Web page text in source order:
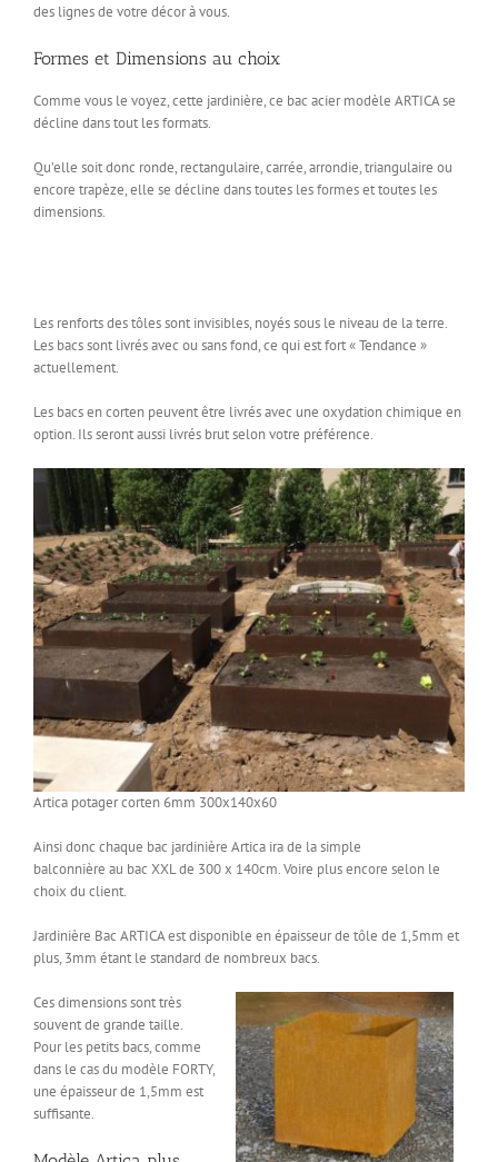
des lignes de votre décor à vous.
Formes et Dimensions au choix
Comme vous le voyez, cette jardinière, ce bac acier modèle ARTICA se
décline dans tout les formats.
Qu’elle soit donc ronde, rectangulaire, carrée, arrondie, triangulaire ou
encore trapèze, elle se décline dans toutes les formes et toutes les
dimensions.
Les renforts des tôles sont invisibles, noyés sous le niveau de la terre.
Les bacs sont livrés avec ou sans fond, ce qui est fort « Tendance »
actuellement.
Les bacs en corten peuvent être livrés avec une oxydation chimique en
option. Ils seront aussi livrés brut selon votre préférence.
Artica potager corten 6mm 300x140x60
Ainsi donc chaque bac jardinière Artica ira de la simple
balconnière au bac XXL de 300 x 140cm. Voire plus encore selon le
choix du client.
Jardinière Bac ARTICA est disponible en épaisseur de tôle de 1,5mm et
plus, 3mm étant le standard de nombreux bacs.
Ces dimensions sont très
souvent de grande taille.
Pour les petits bacs, comme
dans le cas du modèle FORTY,
une épaisseur de 1,5mm est
suffisante.